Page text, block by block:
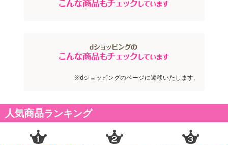
※dショッピングのページに遷移いたします。
人気商品ランキング